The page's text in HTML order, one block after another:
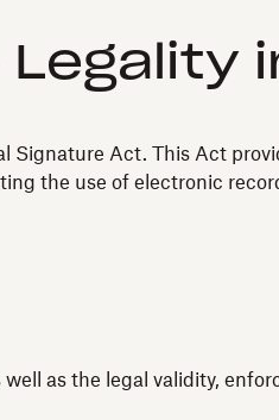
Act. This Act
the use of electronic
as the legal validity,